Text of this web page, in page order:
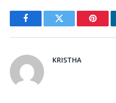
FacebookTwitter
KRISTHA